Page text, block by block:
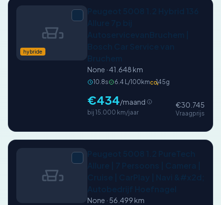
hybride
None · 41.648 km
10.8s 6.4 L/100kmCO₂145g
€434/maand
bij 15.000 km/jaar
€30.745
Vraagprijs
None · 56.499 km